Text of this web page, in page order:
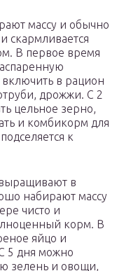
массу и обычно
скармливается
В первое время
в рацион
дрожжи. С 2
цельное зерно,
и комбикорм для
к
в
набирают массу
чисто и
корм. В
яйцо и
5 дня можно
зелень и овощи,